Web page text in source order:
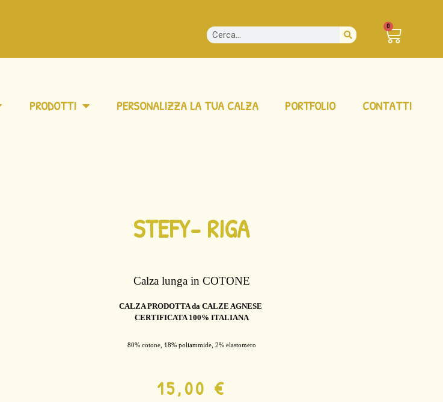
0
PRODOTTI PERSONALIZZA LA TUA CALZA PORTFOLIO CONTATTI
STEFY- RIGA
Calza lungain COTONE
CALZA PRODOTTA da CALZE AGNESE
CERTIFICATA 100% ITALIANA
80% cotone, 18% poliammide, 2% elastomero
15,00 €